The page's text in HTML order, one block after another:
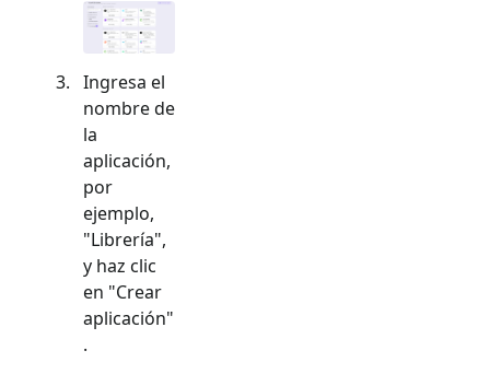
Ingresa el
nombre de
la
aplicación,
por
ejemplo,
"Librería",
y haz clic
en "Crear
aplicación"
.